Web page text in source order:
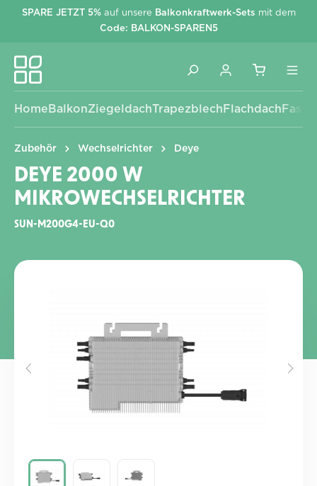
springen
SPARE JETZT 5%auf unsere Balkonkraftwerk-Sets mit dem
Code: BALKON-SPAREN5
Home BalkonZiegeldachTrapezblech Flachdach
Zubehör Wechselrichter Deye
DEYE 2000 W
MIKROWECHSELRICHTER
SUN-M200G4-EU-Q0